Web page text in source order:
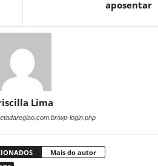
aposentar
Lima
wp-login.php
Mais do autor